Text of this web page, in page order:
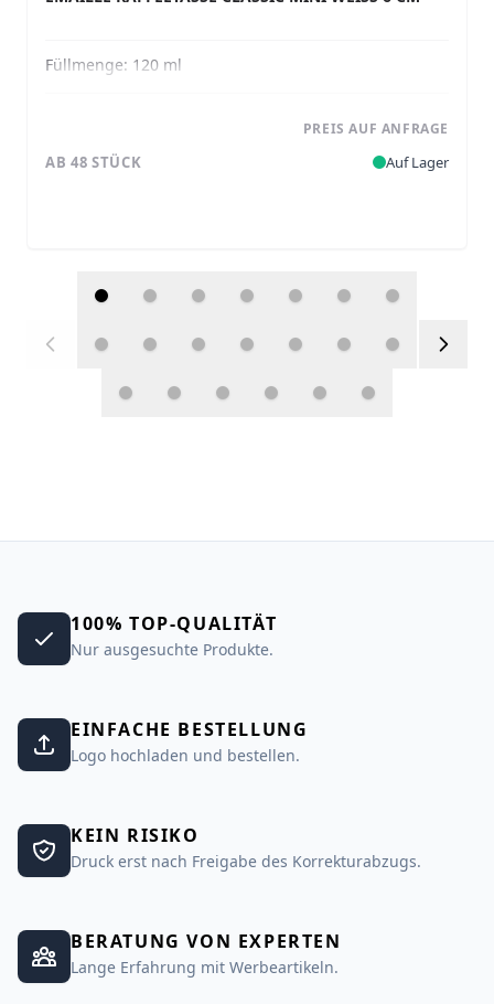
Füllmenge: 120 ml
PREIS AUF ANFRAGE
AB 48 STÜCK Auf Lager
100% TOP-QUALITÄT
Nur ausgesuchte Produkte.
EINFACHE BESTELLUNG
Logo hochladen und bestellen.
KEIN RISIKO
Druck erst nach Freigabe des Korrekturabzugs.
BERATUNG VON EXPERTEN
Lange Erfahrung mit Werbeartikeln.